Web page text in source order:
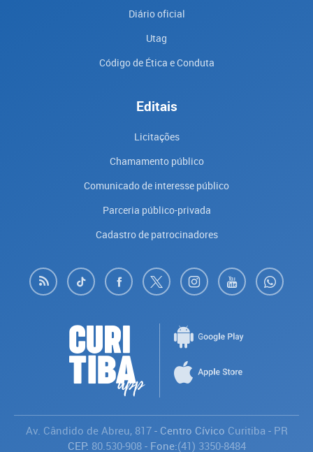
Diário oficial
Utag
Código de Ética e Conduta
Editais
Licitações
Chamamento público
Comunicado de interesse público
Parceria público-privada
Cadastro de patrocinadores
Av. Cândido de Abreu, 817- Centro Cívico Curitiba- PR
CEP: 80.530-908- Fone:(41) 3350-8484